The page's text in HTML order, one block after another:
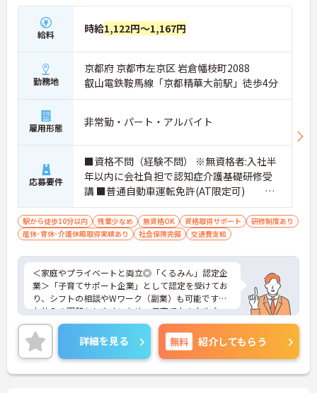
給料 時給1,122円～1,167円
勤務地
京都府 京都市左京区 岩倉幡枝町2088
叡山電鉄鞍馬線「京都精華大前駅」徒歩4分
雇用形態 非常勤・パート・アルバイト
応募要件
■資格不問（経験不問） ※無資格者:入社半
年以内に会社負担で認知症介護基礎研修受
講 ■普通自動車運転免許(AT限定可) ※
送迎車(軽ワゴン)の運転が可能な方
駅から徒歩10分以内 残業少なめ 無資格OK 資格取得サポート
研修制度あり
産休･育休･介護休暇取得実績あり
社会保険完備 交通費支給
＜家庭やプライベートと両立◎「くるみん」認定企
業＞「子育てサポート企業」として認定を受けてお
り、シフトの相談やWワーク（副業）も可能です。
お休みの調整もしやすいため、子育て中の方や主
婦・主夫の方も無理なく活躍しています。夜勤がな
く、日勤中心のデイサービスなので生活リズムも整
えやすく、プライベートな時間もしっかり確保でき
る働きやすい職場です。
＜ありがとう」が嬉しい！工夫とアイデアが活きる
詳細を見る 無料 紹介してもらう